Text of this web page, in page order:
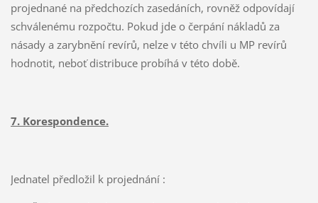
projednané na předchozích zasedáních, rovněž odpovídají
schválenému rozpočtu. Pokud jde o čerpání nákladů za
násady a zarybnění revírů, nelze v této chvíli u MP revírů
hodnotit, neboť distribuce probíhá v této době.
7. Korespondence.
Jednatel předložil k projednání :